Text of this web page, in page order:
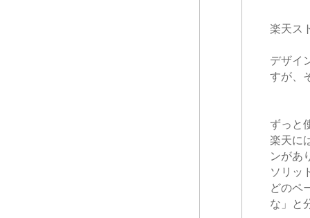
楽天ス
デザイ
すが、
ずっと
楽天に
ンがあ
ソリッ
どのペ
な」と